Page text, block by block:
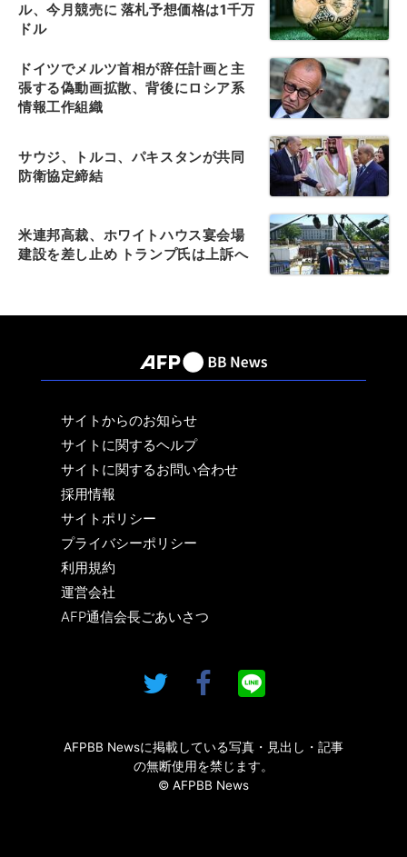
ル、今月競売に 落札予想価格は1千万
ドル
ドイツでメルツ首相が辞任計画と主
張する偽動画拡散、背後にロシア系
情報工作組織
サウジ、トルコ、パキスタンが共同
防衛協定締結
米連邦高裁、ホワイトハウス宴会場
建設を差し止め トランプ氏は上訴へ
サイトからのお知らせ
サイトに関するヘルプ
サイトに関するお問い合わせ
採用情報
サイトポリシー
プライバシーポリシー
利用規約
運営会社
AFP通信会長ごあいさつ
AFPBB Newsに掲載している写真・見出し・記事
の無断使用を禁じます。
© AFPBB News